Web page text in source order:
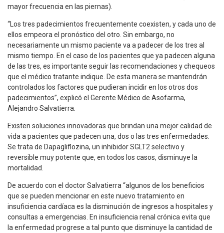
mayor frecuencia en las piernas).
“Los tres padecimientos frecuentemente coexisten, y cada uno de
ellos empeora el pronóstico del otro. Sin embargo, no
necesariamente un mismo paciente va a padecer de los tres al
mismo tiempo. En el caso de los pacientes que ya padecen alguna
de las tres, es importante seguir las recomendaciones y chequeos
que el médico tratante indique. De esta manera se mantendrán
controlados los factores que pudieran incidir en los otros dos
padecimientos”, explicó el Gerente Médico de Asofarma,
Alejandro Salvatierra.
Existen soluciones innovadoras que brindan una mejor calidad de
vida a pacientes que padecen una, dos o las tres enfermedades.
Se trata de Dapagliflozina, un inhibidor SGLT2 selectivo y
reversible muy potente que, en todos los casos, disminuye la
mortalidad.
De acuerdo con el doctor Salvatierra “algunos de los beneficios
que se pueden mencionar en este nuevo tratamiento en
insuficiencia cardíaca es la disminución de ingresos a hospitales y
consultas a emergencias. En insuficiencia renal crónica evita que
la enfermedad progrese a tal punto que disminuye la cantidad de